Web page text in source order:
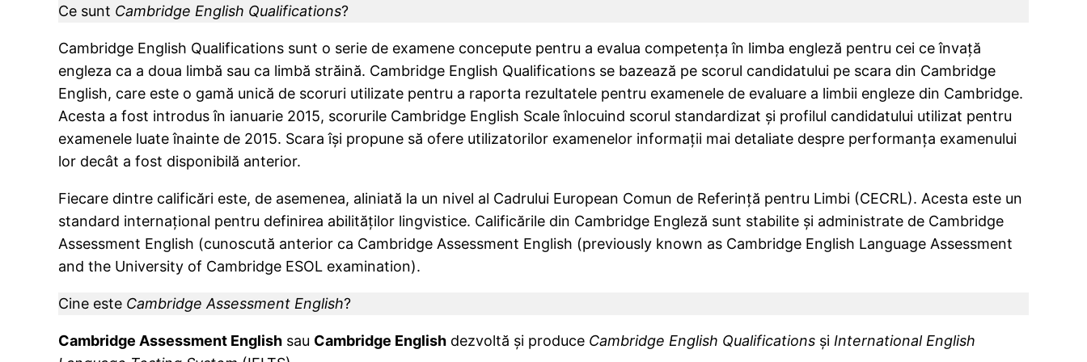
Ce sunt Cambridge English Qualifications?
Cambridge English Qualifications sunt o serie de examene concepute pentru a evalua competența în limba engleză pentru cei ce învață
engleza ca a doua limbă sau ca limbă străină. Cambridge English Qualifications se bazează pe scorul candidatului pe scara din Cambridge
English, care este o gamă unică de scoruri utilizate pentru a raporta rezultatele pentru examenele de evaluare a limbii engleze din Cambridge.
Acesta a fost introdus în ianuarie 2015, scorurile Cambridge English Scale înlocuind scorul standardizat și profilul candidatului utilizat pentru
examenele luate înainte de 2015. Scara își propune să ofere utilizatorilor examenelor informații mai detaliate despre performanța examenului
lor decât a fost disponibilă anterior.
Fiecare dintre calificări este, de asemenea, aliniată la un nivel al Cadrului European Comun de Referință pentru Limbi (CECRL). Acesta este un
standard internaţional pentru definirea abilităţilor lingvistice. Calificările din Cambridge Engleză sunt stabilite și administrate de Cambridge
Assessment English (cunoscută anterior ca Cambridge Assessment English (previously known as Cambridge English Language Assessment
and the University of Cambridge ESOL examination).
Cine este Cambridge Assessment English?
Cambridge Assessment English sau Cambridge English dezvoltă și produce Cambridge English Qualifications și International English